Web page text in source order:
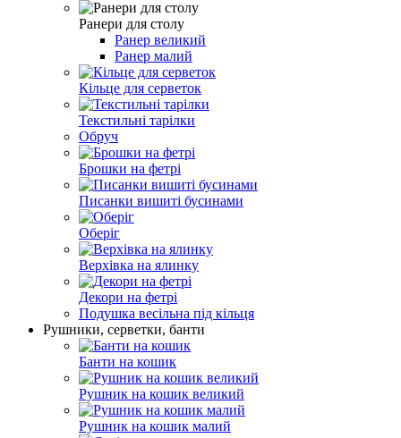
Ранери для столу
Ранер великий
Ранер малий
Кільце для серветок
Текстильні тарілки
Обруч
Брошки на фетрі
Писанки вишиті бусинами
Оберіг
Верхівка на ялинку
Декори на фетрі
Подушка весільна під кільця
Рушники, серветки, банти
Банти на кошик
Рушник на кошик великий
Рушник на кошик малий